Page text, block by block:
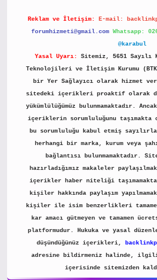
Reklam ve İletişim: E-mail:
forumhizmeti@gmail.com Whatsapp:
@karabul
Yasal Uyarı:
Sitemiz, 5651 Sayılı
Teknolojileri ve İletişim Kurumu
bir Yer Sağlayıcı olarak hizmet
sitedeki içerikleri proaktif olarak
yükümlülüğümüz bulunmamaktadır.
içeriklerin sorumluluğunu
bu sorumluluğu kabul etmiş
herhangi bir marka, kurum veya
bağlantısı bulunmamaktadır.
hazırladığımız makaleler
içerikler haber niteliği
kişiler hakkında paylaşım
kişiler ile isim benzerlikleri
kar amacı gütmeyen ve tamamen
platformudur. Hukuka ve yasal
düşündüğünüz içerikleri,
adresine bildirmeniz halinde,
içerisinde sitemizden